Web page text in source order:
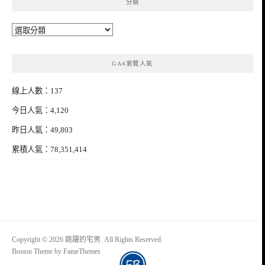
分類
分
GA4瀏覽人氣
線上人數：137
今日人氣：4,120
昨日人氣：49,803
累積人氣：78,351,414
Copyright © 2026 跳躍的宅男. All Rights Reserved.
Boston Theme by FameThemes